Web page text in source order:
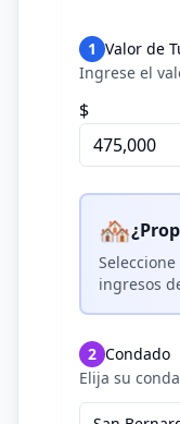
1 Valor de
Ingrese el
$
🏘️
ingresos
2 Condado
Elija su